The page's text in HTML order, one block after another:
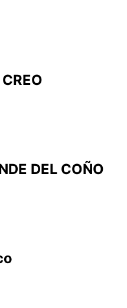
DEL COÑO